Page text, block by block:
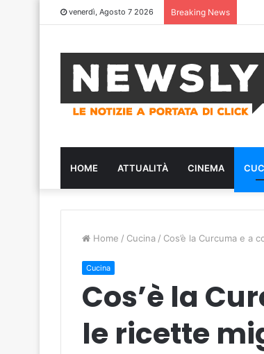
venerdì, Agosto 7 2026 Breaking News
HOME ATTUALITÀ CINEMA
Home / Cucina / Cos’è la Curcuma e a
Cucina
Cos’è la
le ricette